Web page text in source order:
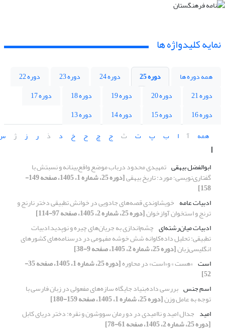
نمایه کلیدواژه ها
همه دوره ها دوره 25 دوره 24 دوره 23
دوره 22
دوره 21
دوره 20 دوره 19 دوره 18
دوره 17
دوره 16
دوره 15 دوره 14
دوره 13
همه
آ ا ب پ ت ث ج چ ح خ د ذ ر ز ژ
ا
ابوالفضل بیهقی تمهیدی محدود درباب موضع واقع‌بینانه ونسبتش با
گفتاری‌نویسی؛ مورد: تاریخ بیهقی [دوره 25، شماره 1، 1405، صفحه 149-
158]
ادبیات عامه خویشاوندی قصه‌های جادویی در خوانش تطبیقی دختر نارنج و
ترنج و استخوان آواز‌خوان[دوره 25، شماره 2، 1405، صفحه 97-114]
ادبیات میان‌رشته‌ای چشم‌اندازی به جریان‌های چیره و نوپدیدادبیات
تطبیقی: تحلیل داده‌کاوانه شش خوشه مفهومی در درسنامه‌های کشورهای
انگلیسی‌زبان[دوره 25، شماره 2، 1405، صفحه 9-38]
است «هست » و«است» در محاوره [دوره 25، شماره 1، 1405، صفحه 35-
52]
اسم‌ جنس بررسی داده‌‌بنیاد جایگاه سازه‌های مفعولی در زبان فارسی با
توجه به عامل وزن[دوره 25، شماره 1، 1405، صفحه 159-180]
امید جدال امید و ناامیدی در دو رمان سووشون و نقره: دختر دریای کابل
[دوره 25، شماره 2، 1405، صفحه 61-78]